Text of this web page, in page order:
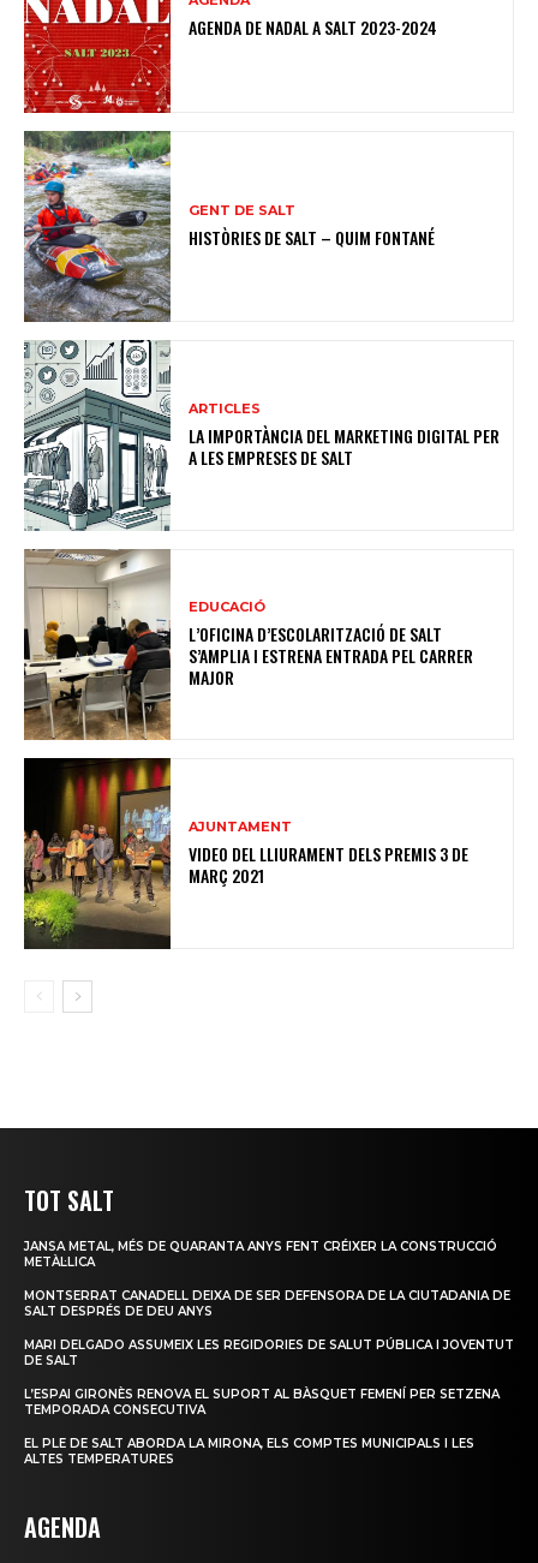
AGENDA DE NADAL A SALT 2023-2024
GENT DE SALT
HISTÒRIES DE SALT – QUIM FONTANÉ
ARTICLES
LA IMPORTÀNCIA DEL MARKETING DIGITAL PER
A LES EMPRESES DE SALT
EDUCACIÓ
L’OFICINA D’ESCOLARITZACIÓ DE SALT
S’AMPLIA I ESTRENA ENTRADA PEL CARRER
MAJOR
AJUNTAMENT
VIDEO DEL LLIURAMENT DELS PREMIS 3 DE
MARÇ 2021
TOT SALT
JANSA METAL, MÉS DE QUARANTA ANYS FENT CRÉIXER LA CONSTRUCCIÓ
METÀL·LICA
MONTSERRAT CANADELL DEIXA DE SER DEFENSORA DE LA CIUTADANIA DE
SALT DESPRÉS DE DEU ANYS
MARI DELGADO ASSUMEIX LES REGIDORIES DE SALUT PÚBLICA I JOVENTUT
DE SALT
L’ESPAI GIRONÈS RENOVA EL SUPORT AL BÀSQUET FEMENÍ PER SETZENA
TEMPORADA CONSECUTIVA
EL PLE DE SALT ABORDA LA MIRONA, ELS COMPTES MUNICIPALS I LES
ALTES TEMPERATURES
AGENDA